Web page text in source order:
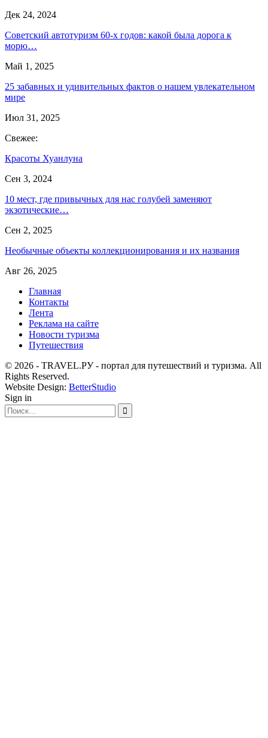
Дек 24, 2024
Советский автотуризм 60-х годов: какой была дорога к
морю…
Май 1, 2025
25 забавных и удивительных фактов о нашем увлекательном
мире
Июл 31, 2025
Свежее:
Красоты Хуанлуна
Сен 3, 2024
10 мест, где привычных для нас голубей заменяют
экзотические…
Сен 2, 2025
Необычные объекты коллекционирования и их названия
Авг 26, 2025
Главная
Контакты
Лента
Реклама на сайте
Новости туризма
Путешествия
© 2026 - TRAVEL.РУ - портал для путешествий и туризма. All
Rights Reserved.
Website Design: BetterStudio
Sign in